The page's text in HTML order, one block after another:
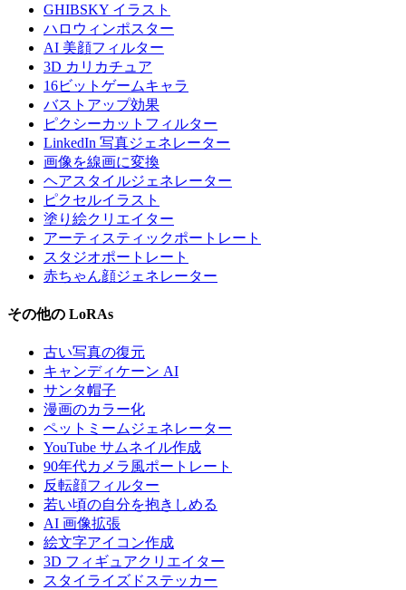
GHIBSKY イラスト
ハロウィンポスター
AI 美顔フィルター
3D カリカチュア
16ビットゲームキャラ
バストアップ効果
ピクシーカットフィルター
LinkedIn 写真ジェネレーター
画像を線画に変換
ヘアスタイルジェネレーター
ピクセルイラスト
塗り絵クリエイター
アーティスティックポートレート
スタジオポートレート
赤ちゃん顔ジェネレーター
その他の LoRAs
古い写真の復元
キャンディケーン AI
サンタ帽子
漫画のカラー化
ペットミームジェネレーター
YouTube サムネイル作成
90年代カメラ風ポートレート
反転顔フィルター
若い頃の自分を抱きしめる
AI 画像拡張
絵文字アイコン作成
3D フィギュアクリエイター
スタイライズドステッカー